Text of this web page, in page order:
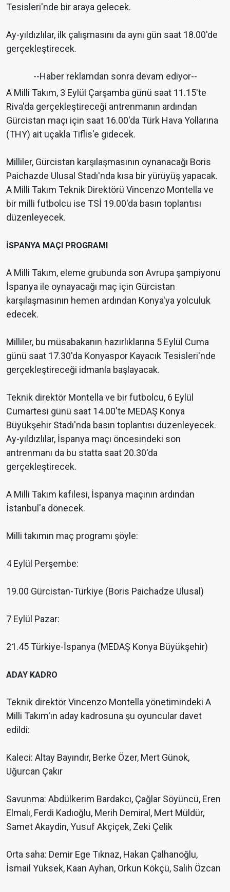
Tesisleri'nde bir araya gelecek.
Ay-yıldızlılar, ilk çalışmasını da aynı gün saat 18.00'de
gerçekleştirecek.
--Haber reklamdan sonra devam ediyor--
A Milli Takım, 3 Eylül Çarşamba günü saat 11.15'te
Riva'da gerçekleştireceği antrenmanın ardından
Gürcistan maçı için saat 16.00'da Türk Hava Yollarına
(THY) ait uçakla Tiflis'e gidecek.
Milliler, Gürcistan karşılaşmasının oynanacağı Boris
Paichazde Ulusal Stadı'nda kısa bir yürüyüş yapacak.
A Milli Takım Teknik Direktörü Vincenzo Montella ve
bir milli futbolcu ise TSİ 19.00'da basın toplantısı
düzenleyecek.
İSPANYA MAÇI PROGRAMI
A Milli Takım, eleme grubunda son Avrupa şampiyonu
İspanya ile oynayacağı maç için Gürcistan
karşılaşmasının hemen ardından Konya'ya yolculuk
edecek.
Milliler, bu müsabakanın hazırlıklarına 5 Eylül Cuma
günü saat 17.30'da Konyaspor Kayacık Tesisleri'nde
gerçekleştireceği idmanla başlayacak.
Teknik direktör Montella ve bir futbolcu, 6 Eylül
Cumartesi günü saat 14.00'te MEDAŞ Konya
Büyükşehir Stadı'nda basın toplantısı düzenleyecek.
Ay-yıldızlılar, İspanya maçı öncesindeki son
antrenmanı da bu statta saat 20.30'da
gerçekleştirecek.
A Milli Takım kafilesi, İspanya maçının ardından
İstanbul'a dönecek.
Milli takımın maç programı şöyle:
4 Eylül Perşembe:
19.00 Gürcistan-Türkiye (Boris Paichadze Ulusal)
7 Eylül Pazar:
21.45 Türkiye-İspanya (MEDAŞ Konya Büyükşehir)
ADAY KADRO
Teknik direktör Vincenzo Montella yönetimindeki A
Milli Takım'ın aday kadrosuna şu oyuncular davet
edildi:
Kaleci: Altay Bayındır, Berke Özer, Mert Günok,
Uğurcan Çakır
Savunma: Abdülkerim Bardakcı, Çağlar Söyüncü, Eren
Elmalı, Ferdi Kadıoğlu, Merih Demiral, Mert Müldür,
Samet Akaydin, Yusuf Akçiçek, Zeki Çelik
Orta saha: Demir Ege Tıknaz, Hakan Çalhanoğlu,
İsmail Yüksek, Kaan Ayhan, Orkun Kökçü, Salih Özcan